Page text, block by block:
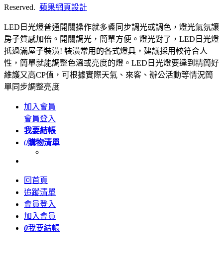
Reserved. 蘋果網頁設計
LED日光燈普通開關操作就多盞同步調光或調色，燈光氣氛讓
房子質感加倍。開關調光，簡單方便。燈光對了，LED日光燈
抵過滿屋子裝潢! 裝潢常用的各式燈具，建議採用較符合人
性，簡單就能調整色溫或亮度的燈。LED日光燈要達到精簡好
維護又高CP值，可根據實際天氣、來客、辦公活動等情況簡
單同步調整亮度
加入會員
會員登入
我要結帳
0購物清單
回首頁
追蹤清單
會員登入
加入會員
0我要結帳